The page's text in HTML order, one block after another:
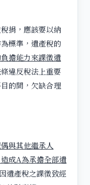
捐，應該要以納
標準，遺產稅的
擔能力來課徵遺
違反稅法上重要
的間，欠缺合理
與其他繼承人
成A為承擔全部遺
遺產稅之課徵致經